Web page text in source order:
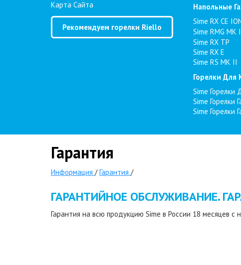
Карта Сайта
Рекомендуем горелки Riello
Напольные
Sime RX CE
Sime RMG MK
Sime RX TP
Sime RX E
Sime RS MK II
Горелки Для
Sime Горелки
Sime Горелки
Sime Горелки
Гарантия
Информация /Гарантия /
ГАРАНТИЙНОЕ ОБСЛУЖИВАНИЕ.
Гарантия на всю продукцию Sime в России 18 месяцев с